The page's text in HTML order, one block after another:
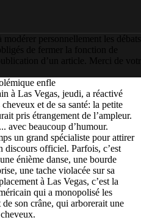
personnellement les débats
de fermer la fonction de
d’un article. Merci de
enfle
à Las Vegas, jeudi, a réactivé
et de sa santé: la petite
pris étrangement de l’ampleur.
avec beaucoup d’humour.
un grand spécialiste pour attirer
discours officiel. Parfois, c’est
énième danse, une bourde
une tache violacée sur sa
à Las Vegas, c’est la
qui a monopolisé les
son crâne, qui arborerait une